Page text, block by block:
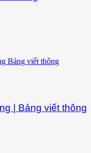
| Bảng viết thông